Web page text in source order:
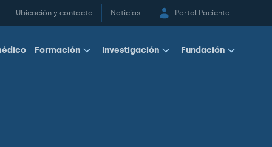
Ubicación y contacto Noticias Portal Paciente
Formación Investigación Fundación